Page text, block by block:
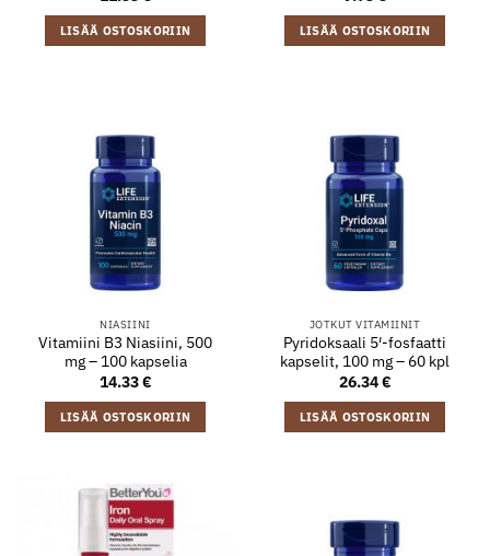
LISÄÄ OSTOSKORIIN LISÄÄ OSTOSKORIIN
NIASIINI
Vitamiini B3 Niasiini, 500
mg – 100 kapselia
14.33€
LISÄÄ OSTOSKORIIN
JOTKUT VITAMIINIT
Pyridoksaali 5′-fosfaatti
kapselit, 100 mg – 60 kpl
26.34€
LISÄÄ OSTOSKORIIN